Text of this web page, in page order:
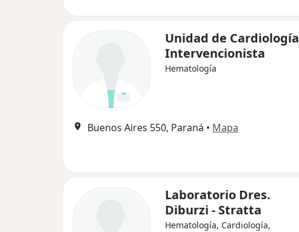
Unidad de Cardiología
Intervencionista
Hematología
Buenos Aires 550, Paraná • Mapa
Laboratorio Dres.
Diburzi - Stratta
Hematología, Cardiología,